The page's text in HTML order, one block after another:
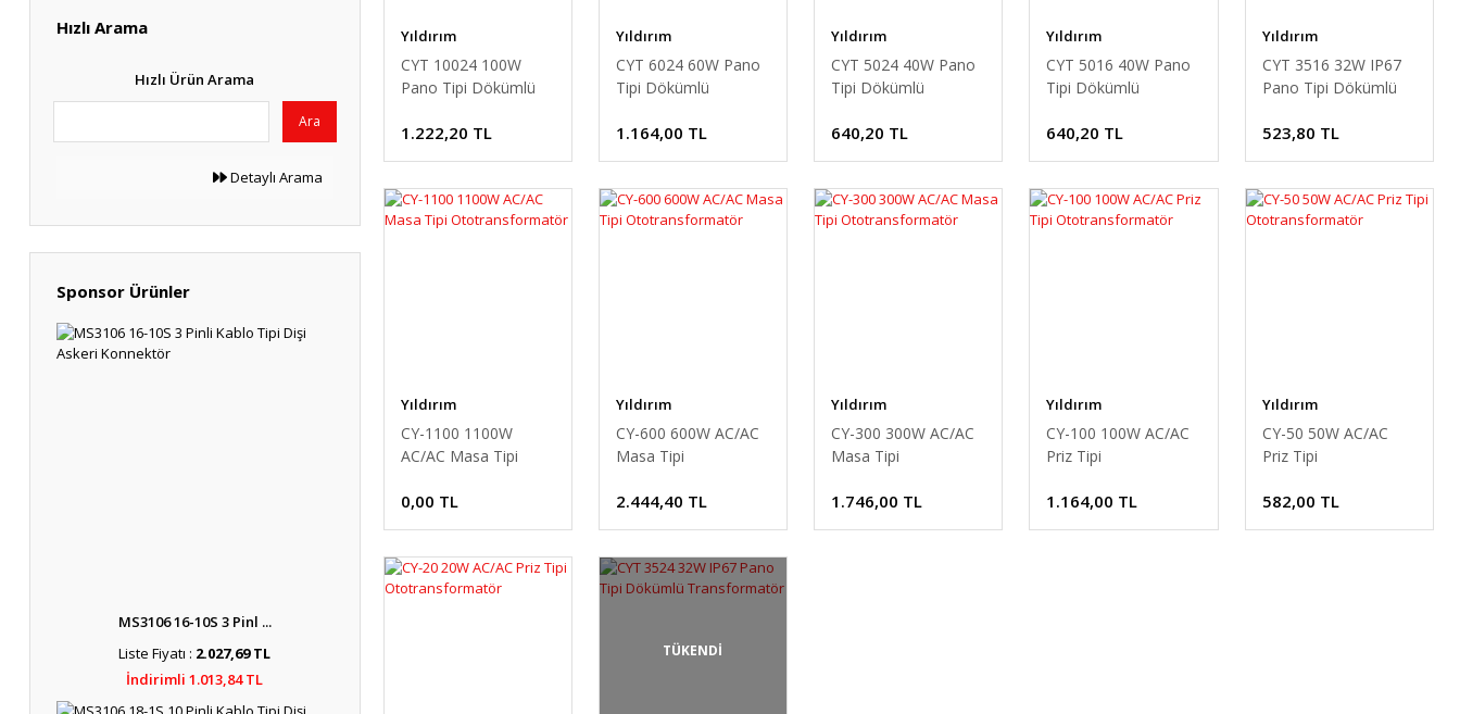
Hızlı Arama
Hızlı Ürün Arama
Ara
Detaylı Arama
Sponsor Ürünler
MS3106 16-10S 3 Pinl ...
Liste Fiyatı : 2.027,69 TL
İndirimli 1.013,84 TL
Yıldırım
CYT 10024 100W
Pano Tipi Dökümlü
1.222,20 TL
Yıldırım
CYT 6024 60W Pano
Tipi Dökümlü
1.164,00 TL
Yıldırım
CYT 5024 40W Pano
Tipi Dökümlü
640,20 TL
Yıldırım
CYT 5016 40W Pano
Tipi Dökümlü
640,20 TL
Yıldırım
CYT 3516 32W IP67
Pano Tipi Dökümlü
523,80 TL
Yıldırım
CY-1100 1100W
AC/AC Masa Tipi
0,00 TL
Yıldırım
CY-600 600W AC/AC
Masa Tipi
2.444,40 TL
Yıldırım
CY-300 300W AC/AC
Masa Tipi
1.746,00 TL
Yıldırım
CY-100 100W AC/AC
Priz Tipi
1.164,00 TL
Yıldırım
CY-50 50W AC/AC
Priz Tipi
582,00 TL
TÜKENDİ